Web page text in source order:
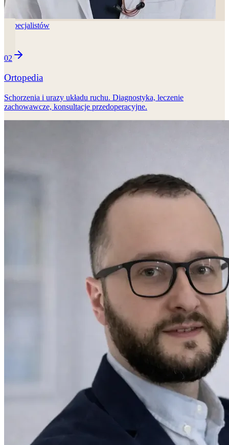
specjalistów
02
Ortopedia
Schorzenia i urazy układu ruchu. Diagnostyka, leczenie
zachowawcze, konsultacje przedoperacyjne.